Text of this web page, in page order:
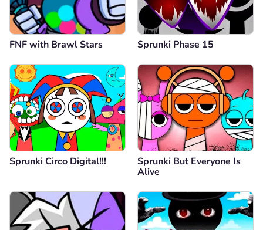
FNF with Brawl Stars Sprunki Phase 15
Sprunki Circo Digital!!!
Sprunki But Everyone Is
Alive